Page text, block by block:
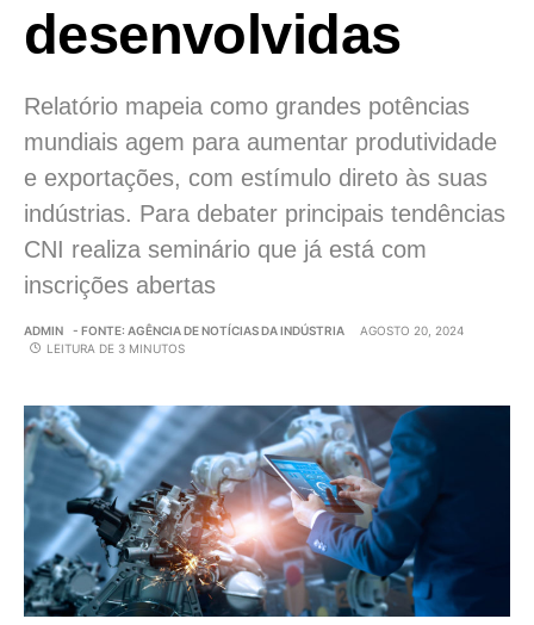
desenvolvidas
Relatório mapeia como grandes potências
mundiais agem para aumentar produtividade
e exportações, com estímulo direto às suas
indústrias. Para debater principais tendências
CNI realiza seminário que já está com
inscrições abertas
ADMIN - FONTE: AGÊNCIA DE NOTÍCIAS DA INDÚSTRIA
AGOSTO 20, 2024
LEITURA DE 3 MINUTOS